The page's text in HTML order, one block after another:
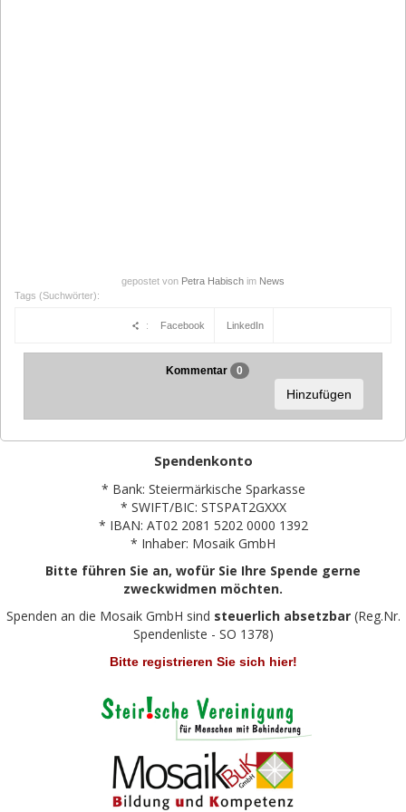
gepostet von Petra Habisch im News
Tags (Suchwörter):
: Facebook LinkedIn
Kommentar 0
Hinzufügen
Spendenkonto
* Bank: Steiermärkische Sparkasse
* SWIFT/BIC: STSPAT2GXXX
* IBAN: AT02 2081 5202 0000 1392
* Inhaber: Mosaik GmbH
Bitte führen Sie an, wofür Sie Ihre Spende gerne
zweckwidmen möchten.
Spenden an die Mosaik GmbH sind steuerlich absetzbar(Reg.Nr.
Spendenliste - SO 1378)
Bitte registrieren Sie sich hier!